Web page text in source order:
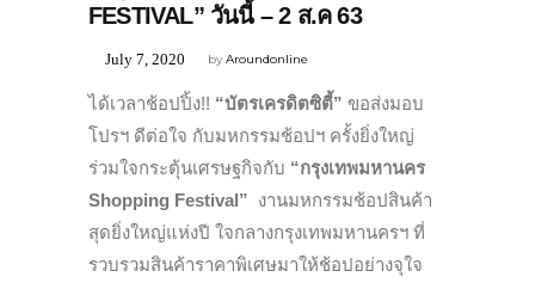
FESTIVAL” วันนี้ – 2 ส.ค 63
byAroundonline
July 7, 2020
ได้เวลาช้อปปิ้ง!! “บัตรเครดิตซิตี้” ขอส่งมอบ
โปรฯ ดีต่อใจ กับมหกรรมช้อปฯ ครั้งยิ่งใหญ่
ร่วมใจกระตุ้นเศรษฐกิจกับ “กรุงเทพมหานคร
Shopping Festival” งานมหกรรมช้อปสินค้า
สุดยิ่งใหญ่แห่งปี ใจกลางกรุงเทพมหานครฯ ที่
รวบรวมสินค้าราคาพิเศษมาให้ช้อปอย่างจุใจ